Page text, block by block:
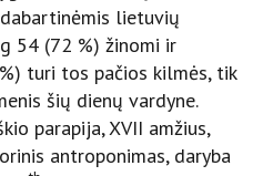
lietuvių
54 (72 %) žinomi ir
turi tos pačios kilmės, tik
šių dienų vardyne.
parapija, XVII amžius,
antroponimas, daryba